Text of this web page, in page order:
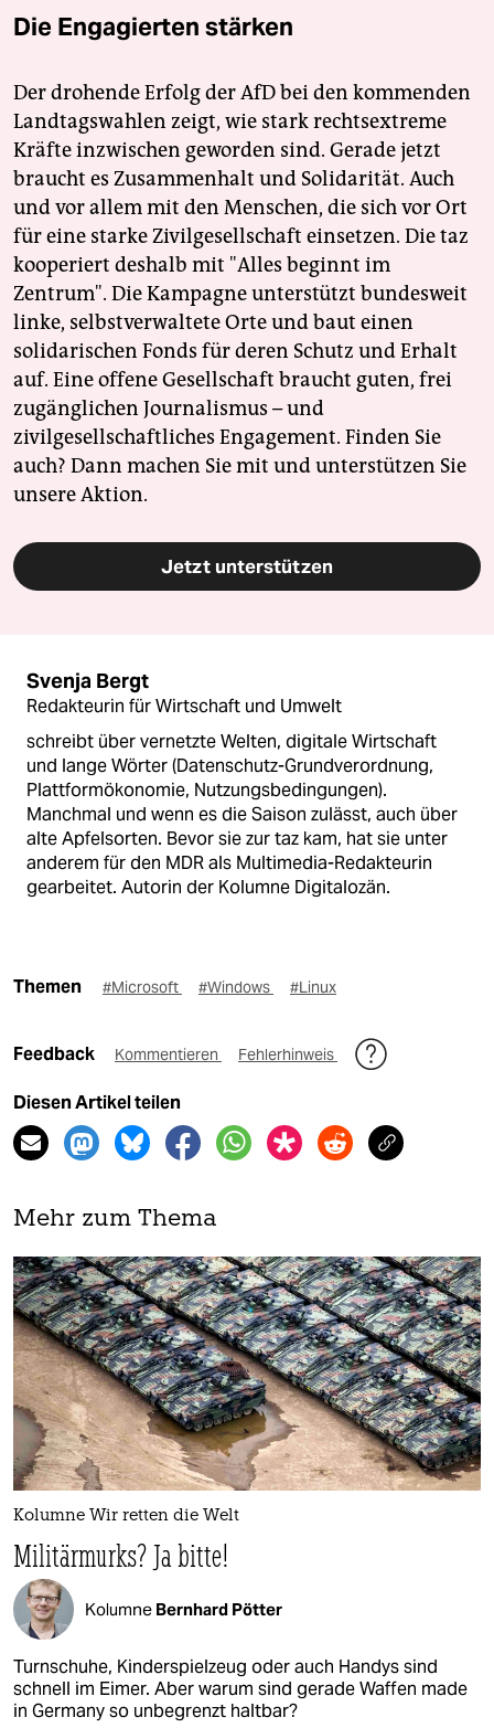
Die Engagierten stärken
Der drohende Erfolg der AfD bei den kommenden
Landtagswahlen zeigt, wie stark rechtsextreme
Kräfte inzwischen geworden sind. Gerade jetzt
braucht es Zusammenhalt und Solidarität. Auch
und vor allem mit den Menschen, die sich vor Ort
für eine starke Zivilgesellschaft einsetzen. Die taz
kooperiert deshalb mit "Alles beginnt im
Zentrum". Die Kampagne unterstützt bundesweit
linke, selbstverwaltete Orte und baut einen
solidarischen Fonds für deren Schutz und Erhalt
auf. Eine offene Gesellschaft braucht guten, frei
zugänglichen Journalismus – und
zivilgesellschaftliches Engagement. Finden Sie
auch? Dann machen Sie mit und unterstützen Sie
unsere Aktion.
Jetzt unterstützen
Svenja Bergt
Redakteurin für Wirtschaft und Umwelt
schreibt über vernetzte Welten, digitale Wirtschaft
und lange Wörter (Datenschutz-Grundverordnung,
Plattformökonomie, Nutzungsbedingungen).
Manchmal und wenn es die Saison zulässt, auch über
alte Apfelsorten. Bevor sie zur taz kam, hat sie unter
anderem für den MDR als Multimedia-Redakteurin
gearbeitet. Autorin der Kolumne Digitalozän.
Themen #Microsoft #Windows #Linux
Feedback Kommentieren Fehlerhinweis
Diesen Artikel teilen
Mehr zum Thema
Kolumne Wir retten die Welt
Militärmurks? Ja bitte!
Kolumne Bernhard Pötter
Turnschuhe, Kinderspielzeug oder auch Handys sind
schnell im Eimer. Aber warum sind gerade Waffen made
in Germany so unbegrenzt haltbar?